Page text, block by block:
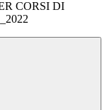
CORSI DI